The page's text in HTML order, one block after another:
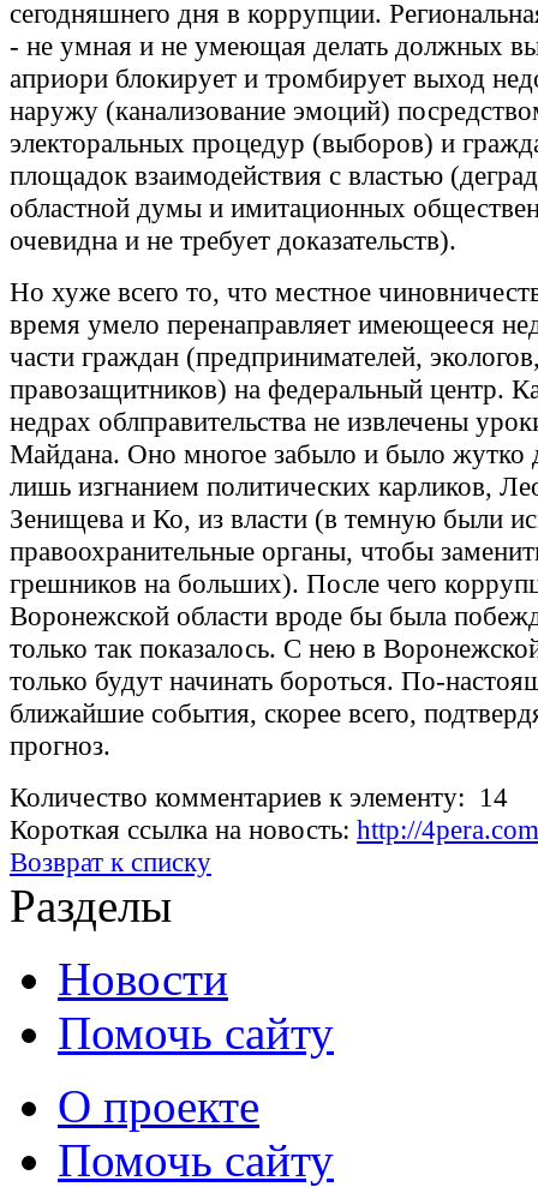
сегодняшнего дня в коррупции.
- не умная и не умеющая делать должных
априори блокирует и тромбирует выход
наружу (канализование эмоций)
электоральных процедур (выборов) и
площадок взаимодействия с властью
областной думы и имитационных
очевидна и не требует доказательств).
Но хуже всего то, что местное
время умело перенаправляет имеющееся
части граждан (предпринимателей,
правозащитников) на федеральный центр.
недрах облправительства не извлечены
Майдана. Оно многое забыло и было жутко
лишь изгнанием политических карликов,
Зенищева и Ко, из власти (в темную были
правоохранительные органы, чтобы
грешников на больших). После чего
Воронежской области вроде бы была
только так показалось. С нею в
только будут начинать бороться. По-
ближайшие события, скорее всего,
прогноз.
Количество комментариев к элементу: 14
Короткая ссылка на новость: http://
Возврат к списку
Разделы
Новости
Помочь сайту
О проекте
Помочь сайту